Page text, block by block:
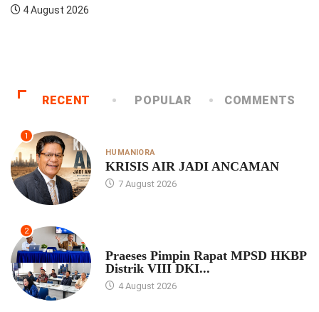
2026
RECENT POPULAR COMMENTS
1
HUMANIORA
KRISIS AIR JADI ANCAMAN
7 August 2026
2
Praeses Pimpin Rapat MPSD HKBP
Distrik VIII DKI...
4 August 2026